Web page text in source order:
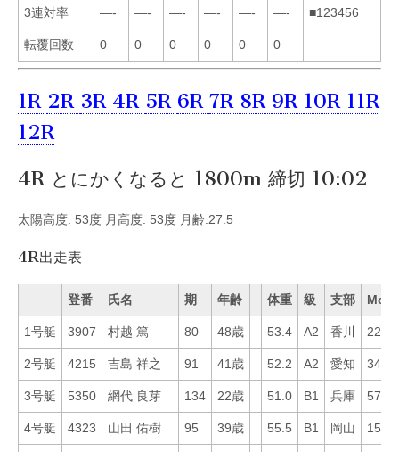
3連対率 —- —- —- —- —- —- ■123456
転覆回数 0 0 0 0 0 0
1R 2R 3R 4R 5R 6R 7R 8R 9R 10R 11R
12R
4R とにかくなると 1800m 締切 10:02
太陽高度: 53度 月高度: 53度 月齢:27.5
4R出走表
登番 氏名 期 年齢 体重 級 支部 Mo
1号艇 3907 村越 篤 80 48歳 53.4 A2 香川 22
2号艇 4215 吉島 祥之 91 41歳 52.2 A2 愛知 34
3号艇 5350 網代 良芽 134 22歳 51.0 B1 兵庫 57
4号艇 4323 山田 佑樹 95 39歳 55.5 B1 岡山 15